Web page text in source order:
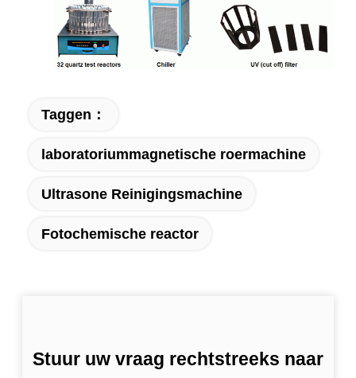
Taggen：
laboratoriummagnetische roermachine
Ultrasone Reinigingsmachine
Fotochemische reactor
Stuur uw vraag rechtstreeks naar